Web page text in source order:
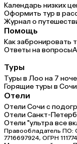
Календарь низких
Оформить тур в
Журнал о
Помощь
Как забронировать
Ответы на вопросы
Туры
Туры в Лоо на 7
Горящие туры в Сочи
Отели
Отели Сочи с
Отели Санкт-
Отели "ультра все
Правообладатель ПО:
7716697924, ОГРН